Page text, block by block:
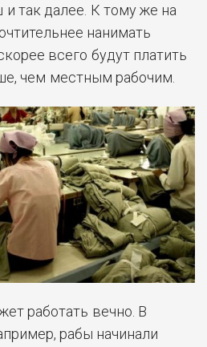
и так далее. К тому же на
нанимать
всего будут платить
чем местным рабочим.
работать вечно. В
рабы начинали